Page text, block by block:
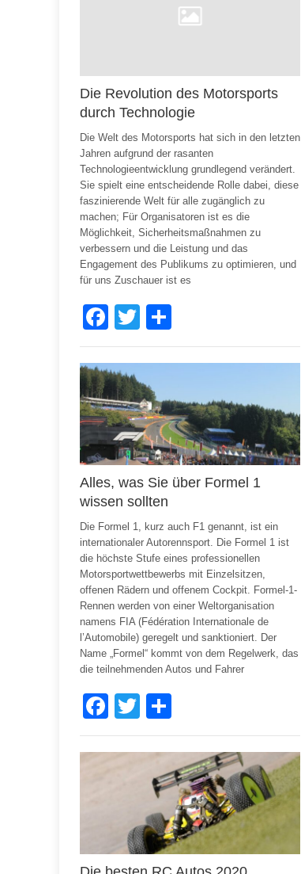
Die Revolution des Motorsports
durch Technologie
Die Welt des Motorsports hat sich in den letzten
Jahren aufgrund der rasanten
Technologieentwicklung grundlegend verändert.
Sie spielt eine entscheidende Rolle dabei, diese
faszinierende Welt für alle zugänglich zu
machen; Für Organisatoren ist es die
Möglichkeit, Sicherheitsmaßnahmen zu
verbessern und die Leistung und das
Engagement des Publikums zu optimieren, und
für uns Zuschauer ist es
Facebook
Twitter
Alles, was Sie über Formel 1
wissen sollten
Die Formel 1, kurz auch F1 genannt, ist ein
internationaler Autorennsport. Die Formel 1 ist
die höchste Stufe eines professionellen
Motorsportwettbewerbs mit Einzelsitzen,
offenen Rädern und offenem Cockpit. Formel-1-
Rennen werden von einer Weltorganisation
namens FIA (Fédération Internationale de
l’Automobile) geregelt und sanktioniert. Der
Name „Formel“ kommt von dem Regelwerk, das
die teilnehmenden Autos und Fahrer
Facebook
Twitter